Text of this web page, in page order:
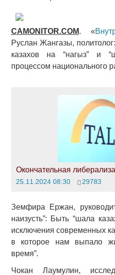
CAMONITOR.COM. «
Руслан Жангазы,
казахов на “нагыз” и
процессом национального
Окончательная
25.11.2024 08:30 29783
Земфира Ержан,
наизусть”: Быть “шала
исключения современных
в которое нам выпало
время”.
Чокан Лаумулин,